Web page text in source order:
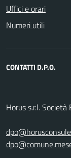
Uffici e orari
Numeri utili
CONTATTI D.P.O.
Horus s.r.l.